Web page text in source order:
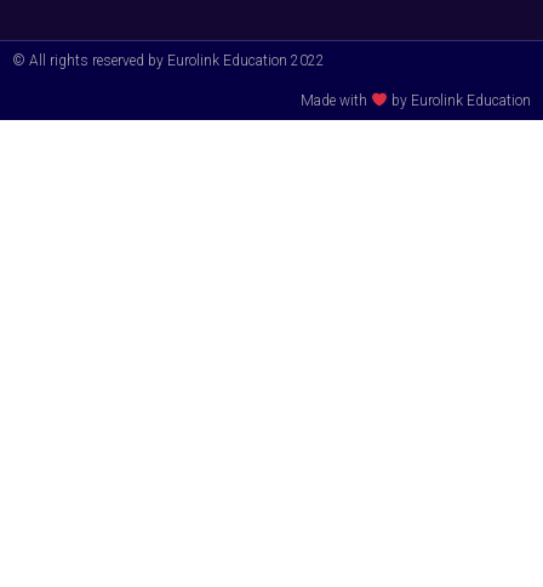
© All rights reserved by Eurolink Education 2022
Made with by Eurolink Education